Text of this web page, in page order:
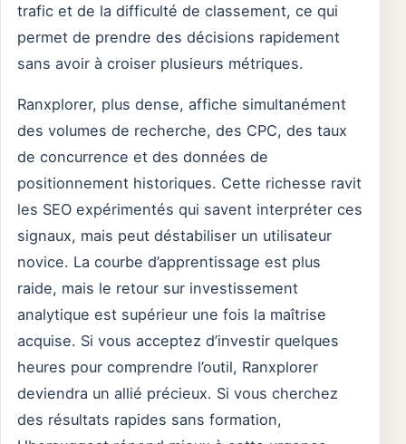
trafic et de la difficulté de classement, ce qui
permet de prendre des décisions rapidement
sans avoir à croiser plusieurs métriques.
Ranxplorer, plus dense, affiche simultanément
des volumes de recherche, des CPC, des taux
de concurrence et des données de
positionnement historiques. Cette richesse ravit
les SEO expérimentés qui savent interpréter ces
signaux, mais peut déstabiliser un utilisateur
novice. La courbe d’apprentissage est plus
raide, mais le retour sur investissement
analytique est supérieur une fois la maîtrise
acquise. Si vous acceptez d’investir quelques
heures pour comprendre l’outil, Ranxplorer
deviendra un allié précieux. Si vous cherchez
des résultats rapides sans formation,